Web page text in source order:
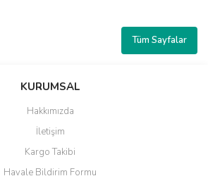
Tüm Sayfalar
KURUMSAL
Hakkımızda
İletişim
Kargo Takibi
Havale Bildirim Formu